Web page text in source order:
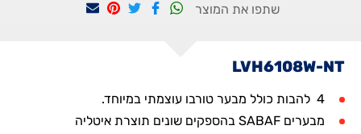
שתפו את המוצר
LVH6108W-NT
4 להבות כולל מבער טורבו עוצמתי במיוחד.
מבערים SABAF בהספקים שונים תוצרת איטליה